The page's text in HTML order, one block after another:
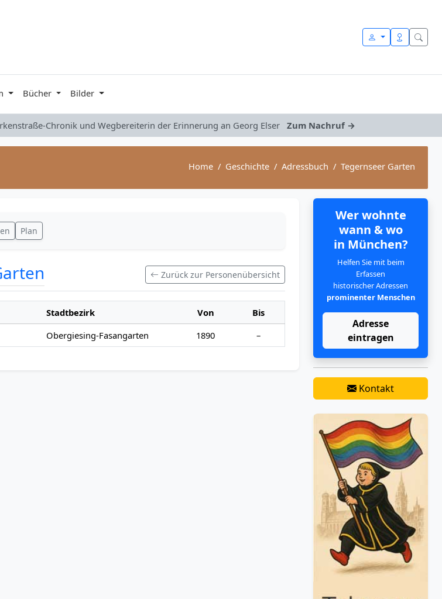
Bücher Bilder
Chronik und Wegbereiterin der Erinnerung an Georg Elser Zum Nachruf →
Home Geschichte Adressbuch Tegernseer Garten
Plan
Zurück zur Personenübersicht
Stadtbezirk Von
Bis
Obergiesing-Fasangarten 1890 –
Wer wohnte
wann & wo
in München?
Helfen Sie mit beim
Erfassen
historischer Adressen
prominenter Menschen
Adresse
eintragen
Kontakt